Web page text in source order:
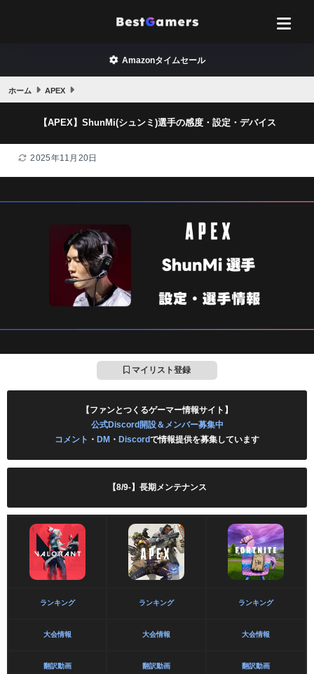
Amazonタイムセール
ホーム APEX
【APEX】ShunMi(シュンミ)選手の感度・設定・デバイス
2025年11月20日
マイリスト登録
【ファンとつくるゲーマー情報サイト】
公式Discord開設＆メンバー募集中
コメント ・ DM ・ Discordで情報提供を募集しています
【8/9-】長期メンテナンス
ランキング ランキング ランキング
大会情報 大会情報 大会情報
翻訳動画 翻訳動画 翻訳動画